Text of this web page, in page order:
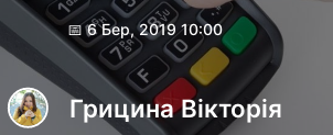
📅 6 Бер, 2019 10:00
Грицина Вікторія